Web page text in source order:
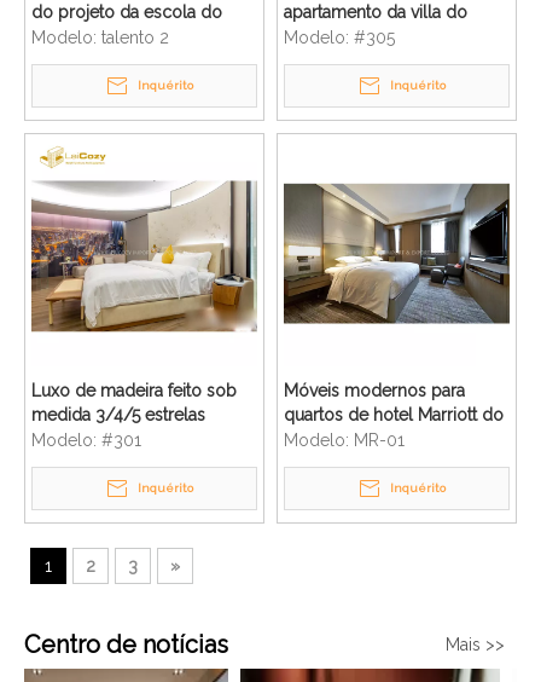
do projeto da escola do
apartamento do tamanho
grande
Modelo: talento 2
Inquérito
apartamento da villa do
quarto do hotel da estrela
da estrela
Modelo: #305
Inquérito
Luxo de madeira feito sob
medida 3/4/5 estrelas
móveis de quarto de hotel
Modelo: #301
Inquérito
Móveis modernos para
quartos de hotel Marriott do
projeto FFE & OSE
Modelo: MR-01
Inquérito
1 2 3 »
Centro de notícias Mais >>